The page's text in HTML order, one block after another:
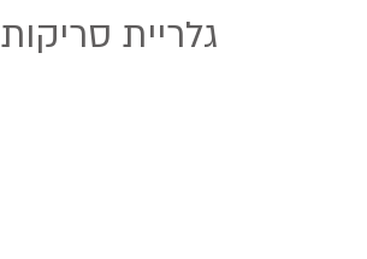
גלריית סריקות